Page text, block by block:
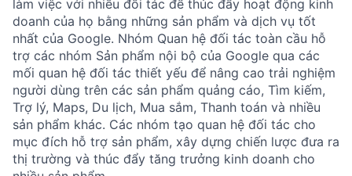
làm việc với nhiều đối tác để thúc đẩy hoạt động kinh
doanh của họ bằng những sản phẩm và dịch vụ tốt
nhất của Google. Nhóm Quan hệ đối tác toàn cầu hỗ
trợ các nhóm Sản phẩm nội bộ của Google qua các
mối quan hệ đối tác thiết yếu để nâng cao trải nghiệm
người dùng trên các sản phẩm quảng cáo, Tìm kiếm,
Trợ lý, Maps, Du lịch, Mua sắm, Thanh toán và nhiều
sản phẩm khác. Các nhóm tạo quan hệ đối tác cho
mục đích hỗ trợ sản phẩm, xây dựng chiến lược đưa ra
thị trường và thúc đẩy tăng trưởng kinh doanh cho